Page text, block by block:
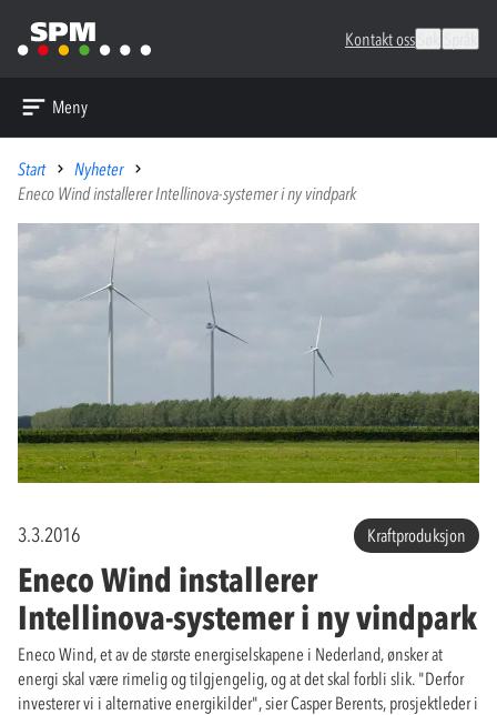
Kontakt oss
Meny
Start
Nyheter
Eneco Wind installerer Intellinova-systemer i ny vindpark
3.3.2016 Kraftproduksjon
Eneco Wind installerer
Intellinova-systemer i ny vindpark
Eneco Wind, et av de største energiselskapene i Nederland, ønsker at
energi skal være rimelig og tilgjengelig, og at det skal forbli slik. "Derfor
investerer vi i alternative energikilder", sier Casper Berents, prosjektleder i